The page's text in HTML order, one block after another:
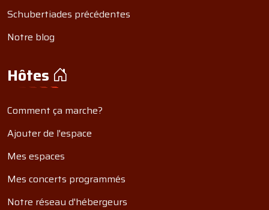
Schubertiades précédentes
Notre blog
Hôtes
Comment ça marche?
Ajouter de l'espace
Mes espaces
Mes concerts programmés
Notre réseau d'hébergeurs